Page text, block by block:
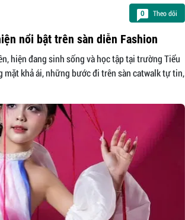
0 Theo dõi
nổi bật trên sàn diễn Fashion
hiện đang sinh sống và học tập tại trường Tiểu
mặt khả ái, những bước đi trên sàn catwalk tự tin,